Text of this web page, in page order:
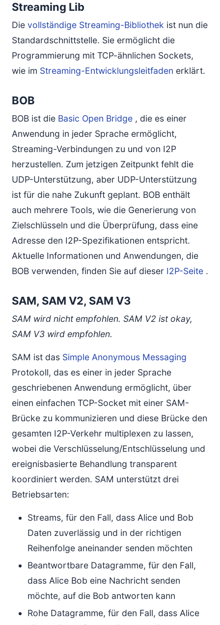
Streaming Lib
Die vollständige Streaming-Bibliothek ist nun die
Standardschnittstelle. Sie ermöglicht die
Programmierung mit TCP-ähnlichen Sockets,
wie im Streaming-Entwicklungsleitfaden erklärt.
BOB
BOB ist die Basic Open Bridge , die es einer
Anwendung in jeder Sprache ermöglicht,
Streaming-Verbindungen zu und von I2P
herzustellen. Zum jetzigen Zeitpunkt fehlt die
UDP-Unterstützung, aber UDP-Unterstützung
ist für die nahe Zukunft geplant. BOB enthält
auch mehrere Tools, wie die Generierung von
Zielschlüsseln und die Überprüfung, dass eine
Adresse den I2P-Spezifikationen entspricht.
Aktuelle Informationen und Anwendungen, die
BOB verwenden, finden Sie auf dieser I2P-Seite .
SAM, SAM V2, SAM V3
SAM wird nicht empfohlen. SAM V2 ist okay,
SAM V3 wird empfohlen.
SAM ist das Simple Anonymous Messaging
Protokoll, das es einer in jeder Sprache
geschriebenen Anwendung ermöglicht, über
einen einfachen TCP-Socket mit einer SAM-
Brücke zu kommunizieren und diese Brücke den
gesamten I2P-Verkehr multiplexen zu lassen,
wobei die Verschlüsselung/Entschlüsselung und
ereignisbasierte Behandlung transparent
koordiniert werden. SAM unterstützt drei
Betriebsarten:
Streams, für den Fall, dass Alice und Bob
Daten zuverlässig und in der richtigen
Reihenfolge aneinander senden möchten
Beantwortbare Datagramme, für den Fall,
dass Alice Bob eine Nachricht senden
möchte, auf die Bob antworten kann
Rohe Datagramme, für den Fall, dass Alice